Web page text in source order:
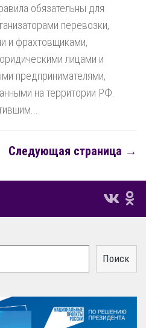
обязательны для
перевозки,
и фрахтовщиками,
лицами и
предпринимателями,
на территории РФ.
Следующая страница →
Поиск